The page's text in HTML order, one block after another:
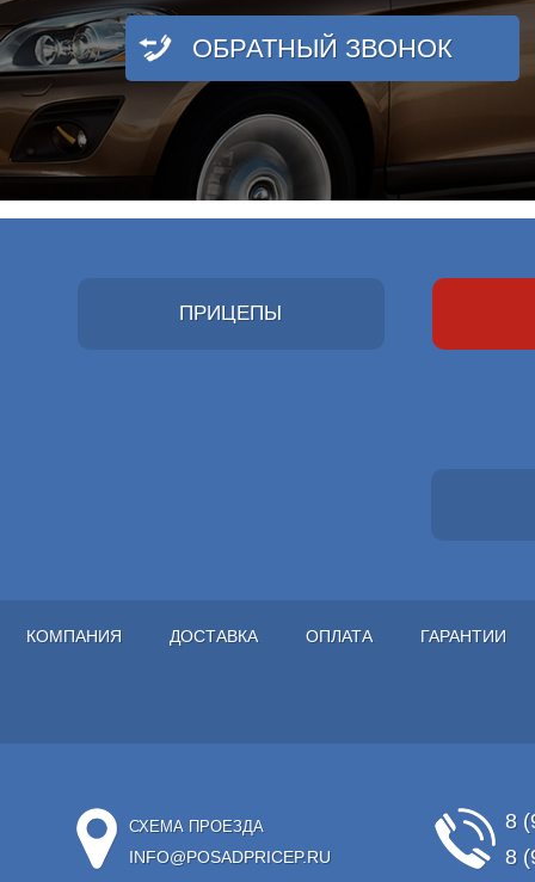
ОБРАТНЫЙ ЗВОНОК
ПРИЦЕПЫ
КОМПАНИЯ ДОСТАВКА ОПЛАТА ГАРАНТИИ
СХЕМА ПРОЕЗДА
INFO@POSADPRICEP.RU
8
8